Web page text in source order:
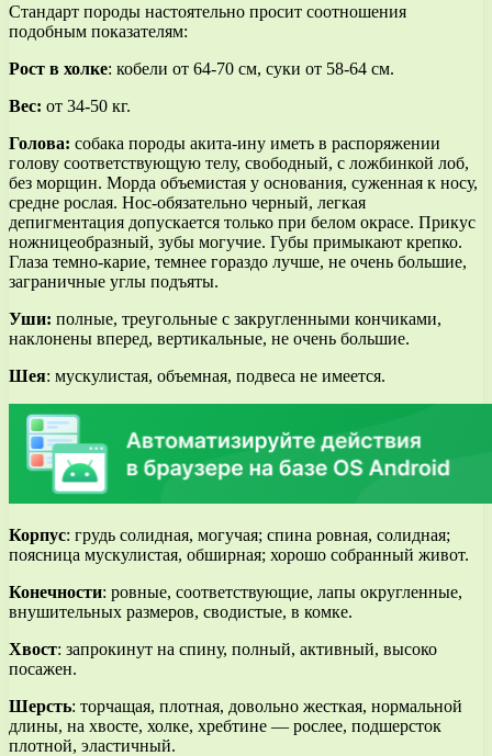
Стандарт породы настоятельно просит соотношения
подобным показателям:
Рост в холке: кобели от 64-70 см, суки от 58-64 см.
Вес: от 34-50 кг.
Голова: собака породы акита-ину иметь в распоряжении
голову соответствующую телу, свободный, с ложбинкой лоб,
без морщин. Морда объемистая у основания, суженная к носу,
средне рослая. Нос-обязательно черный, легкая
депигментация допускается только при белом окрасе. Прикус
ножницеобразный, зубы могучие. Губы примыкают крепко.
Глаза темно-карие, темнее гораздо лучше, не очень большие,
заграничные углы подъяты.
Уши: полные, треугольные с закругленными кончиками,
наклонены вперед, вертикальные, не очень большие.
Шея: мускулистая, объемная, подвеса не имеется.
Корпус: грудь солидная, могучая; спина ровная, солидная;
поясница мускулистая, обширная; хорошо собранный живот.
Конечности: ровные, соответствующие, лапы округленные,
внушительных размеров, сводистые, в комке.
Хвост: запрокинут на спину, полный, активный, высоко
посажен.
Шерсть: торчащая, плотная, довольно жесткая, нормальной
длины, на хвосте, холке, хребтине — рослее, подшерсток
плотной, эластичный.